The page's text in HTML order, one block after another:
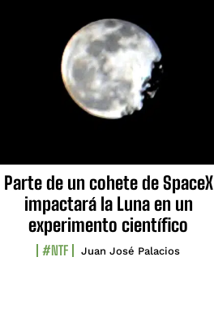
Parte de un cohete de SpaceX
impactará la Luna en un
experimento científico
#NTF Juan José Palacios